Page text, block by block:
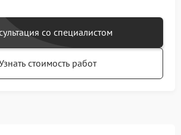
со специалистом
стоимость работ